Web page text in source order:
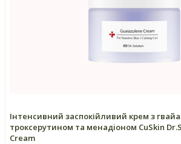
Інтенсивний заспокійливий крем з
троксерутином та менадiоном CuSkin
Cream